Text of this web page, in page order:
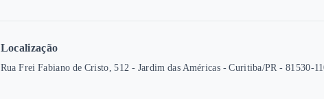
Localização
Rua Frei Fabiano de Cristo, 512 - Jardim das Américas - Curitiba/PR - 81530-